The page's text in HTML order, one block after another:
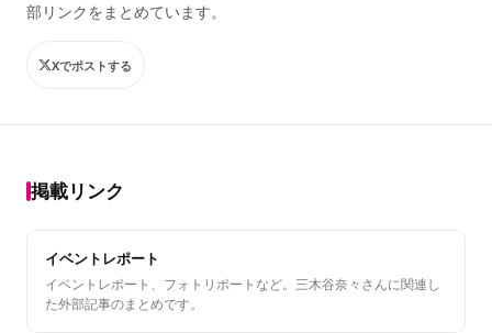
部リンクをまとめています。
Xでポストする
掲載リンク
イベントレポート
イベントレポート、フォトリポートなど。三木谷奈々さんに関連し
た外部記事のまとめです。